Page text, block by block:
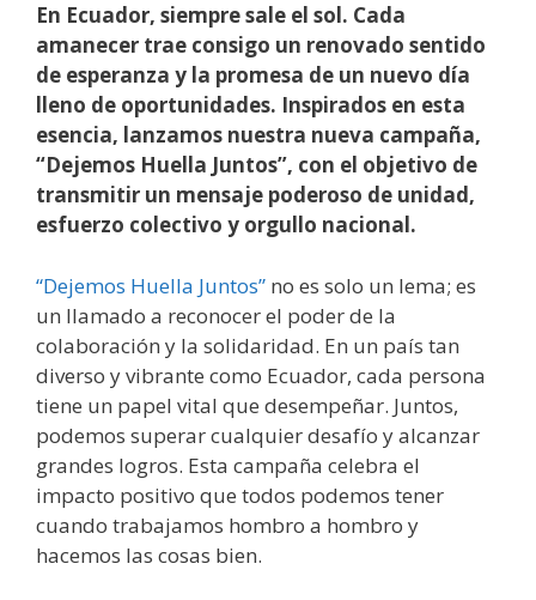
En Ecuador, siempre sale el sol. Cada
amanecer trae consigo un renovado sentido
de esperanza y la promesa de un nuevo día
lleno de oportunidades. Inspirados en esta
esencia, lanzamos nuestra nueva campaña,
“Dejemos Huella Juntos”, con el objetivo de
transmitir un mensaje poderoso de unidad,
esfuerzo colectivo y orgullo nacional.
“Dejemos Huella Juntos” no es solo un lema; es
un llamado a reconocer el poder de la
colaboración y la solidaridad. En un país tan
diverso y vibrante como Ecuador, cada persona
tiene un papel vital que desempeñar. Juntos,
podemos superar cualquier desafío y alcanzar
grandes logros. Esta campaña celebra el
impacto positivo que todos podemos tener
cuando trabajamos hombro a hombro y
hacemos las cosas bien.